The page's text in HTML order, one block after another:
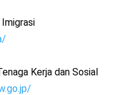
Kerja dan Sosial